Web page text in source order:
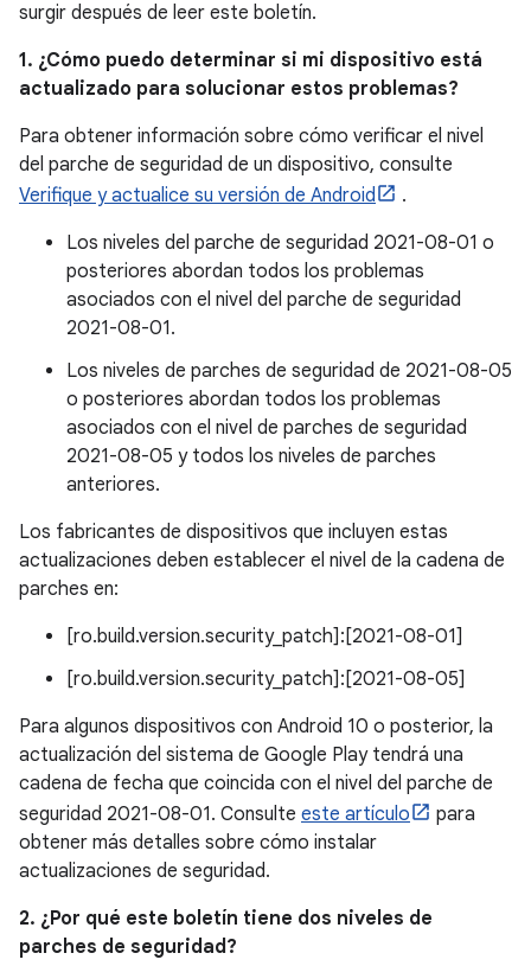
surgir después de leer este boletín.
1. ¿Cómo puedo determinar si mi dispositivo está
actualizado para solucionar estos problemas?
Para obtener información sobre cómo verificar el nivel
del parche de seguridad de un dispositivo, consulte
Verifique y actualice su versión de Android
.
Los niveles del parche de seguridad 2021-08-01 o
posteriores abordan todos los problemas
asociados con el nivel del parche de seguridad
2021-08-01.
Los niveles de parches de seguridad de 2021-08-05
o posteriores abordan todos los problemas
asociados con el nivel de parches de seguridad
2021-08-05 y todos los niveles de parches
anteriores.
Los fabricantes de dispositivos que incluyen estas
actualizaciones deben establecer el nivel de la cadena de
parches en:
[ro.build.version.security_patch]:[2021-08-01]
[ro.build.version.security_patch]:[2021-08-05]
Para algunos dispositivos con Android 10 o posterior, la
actualización del sistema de Google Play tendrá una
cadena de fecha que coincida con el nivel del parche de
seguridad 2021-08-01. Consulte este artículo
para
obtener más detalles sobre cómo instalar
actualizaciones de seguridad.
2. ¿Por qué este boletín tiene dos niveles de
parches de seguridad?